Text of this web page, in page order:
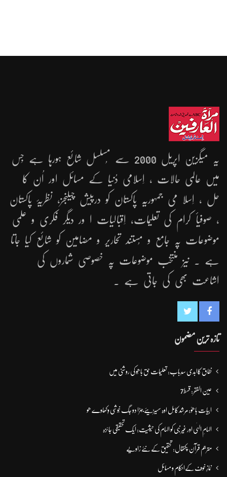
یہ میگزین اپریل 2000 سے مُسلسل شائع ہورہا ہے جِس
میں عالمی حالات ، اِسلامی دُنیا کے مسائل اور اُن کا
حل ، اِسلا می جمہوریّہ پاکستان کو درپیش چیلنجز، نظریۂ پاکستان
، صوفیأ کرام کی تعلیمات، اِقبالیات ا ور دیگر فکری و علمی
موضوعات پہ جامع و مُستند تحاریر و مضامین کو شائع کیا جاتا
ہے ۔ نیز منتخب موضوعات پہ خصوصی شماروں کی
اشاعت بھی کی جاتی ہے ۔
تازہ ترین مضمون
نفاق کاابدی سدِباب: تعلیمات حق باھُو کی روشنی میں
عین الفقر: قسط7
ابیات باھوؒ: مُرشد کامِل اوہ سہیڑیئے جہڑا دو جگ خُوشی وِکھاوے ھو
الہامِ الہٰی اور غیر نبی کو الہام کی حیثیت: ایک تحقیقی جائزہ
مترجم قرآن پکتھال: تحقیق کے نئے زاویے
نمازِ خوف کےاحکام و مسائل